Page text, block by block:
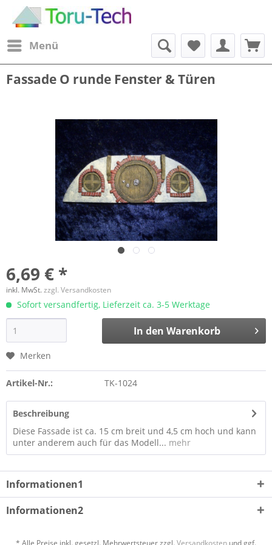
Menü
Fassade O runde Fenster & Türen
6,69 € *
inkl. MwSt.zzgl. Versandkosten
Sofort versandfertig, Lieferzeit ca. 3-5 Werktage
In den Warenkorb
Merken
Artikel-Nr.: TK-1024
Beschreibung
Diese Fassade ist ca. 15 cm breit und 4,5 cm hoch und kann
unter anderem auch für das Modell... mehr
Informationen1
Informationen2